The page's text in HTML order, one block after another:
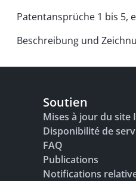
Patentansprüche 1 bis 5,
Beschreibung und
Soutien
Mises à jour du site
Disponibilité de
FAQ
Publications
Notifications